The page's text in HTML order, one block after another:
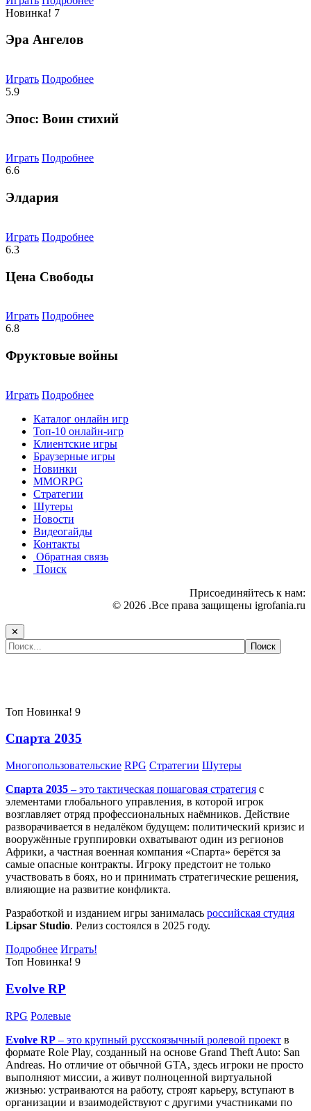
Новинка! 7
Эра Ангелов
Играть Подробнее
5.9
Эпос: Воин стихий
Играть Подробнее
6.6
Элдария
Играть Подробнее
6.3
Цена Свободы
Играть Подробнее
6.8
Фруктовые войны
Играть Подробнее
Каталог онлайн игр
Топ-10 онлайн-игр
Клиентские игры
Браузерные игры
Новинки
MMORPG
Стратегии
Шутеры
Новости
Видеогайды
Контакты
Обратная связь
Поиск
Присоединяйтесь к нам:
© 2026 .Все права защищены igrofania.ru
✕
Топ Новинка! 9
Спарта 2035
Многопользовательские RPG Стратегии Шутеры
Спарта 2035 – это тактическая пошаговая стратегия с
элементами глобального управления, в которой игрок
возглавляет отряд профессиональных наёмников. Действие
разворачивается в недалёком будущем: политический кризис и
вооружённые группировки охватывают один из регионов
Африки, а частная военная компания «Спарта» берётся за
самые опасные контракты. Игроку предстоит не только
участвовать в боях, но и принимать стратегические решения,
влияющие на развитие конфликта.
Разработкой и изданием игры занималась российская студия
Lipsar Studio. Релиз состоялся в 2025 году.
Подробнее Играть!
Топ Новинка! 9
Evolve RP
RPG Ролевые
Evolve RP – это крупный русскоязычный ролевой проект в
формате Role Play, созданный на основе Grand Theft Auto: San
Andreas. Но отличие от обычной GTA, здесь игроки не просто
выполняют миссии, а живут полноценной виртуальной
жизнью: устраиваются на работу, строят карьеру, вступают в
организации и взаимодействуют с другими участниками по